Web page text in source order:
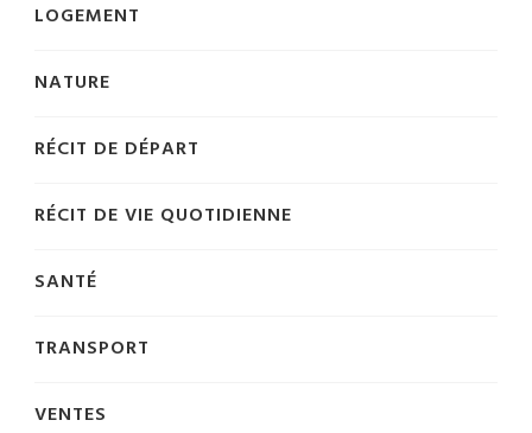
LOGEMENT
NATURE
RÉCIT DE DÉPART
RÉCIT DE VIE QUOTIDIENNE
SANTÉ
TRANSPORT
VENTES